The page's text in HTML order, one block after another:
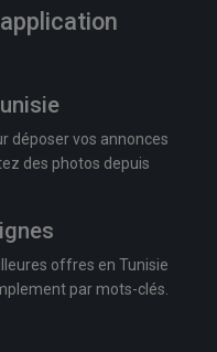
déposer vos annonces
des photos depuis
offres en Tunisie
par mots-clés.